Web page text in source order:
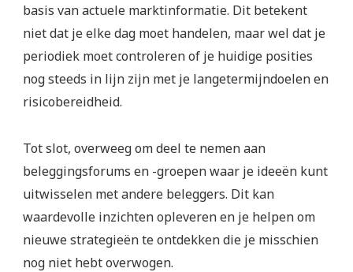
basis van actuele marktinformatie. Dit betekent
niet dat je elke dag moet handelen, maar wel dat je
periodiek moet controleren of je huidige posities
nog steeds in lijn zijn met je langetermijndoelen en
risicobereidheid.
Tot slot, overweeg om deel te nemen aan
beleggingsforums en -groepen waar je ideeën kunt
uitwisselen met andere beleggers. Dit kan
waardevolle inzichten opleveren en je helpen om
nieuwe strategieën te ontdekken die je misschien
nog niet hebt overwogen.